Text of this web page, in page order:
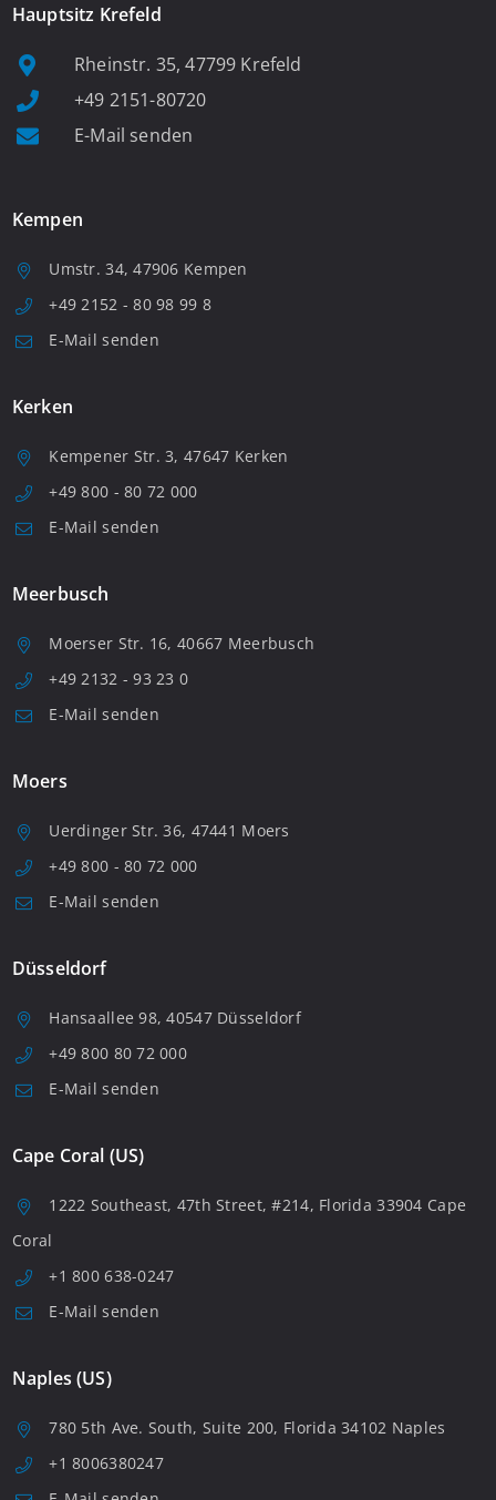
Hauptsitz Krefeld
Rheinstr. 35, 47799 Krefeld
+49 2151-80720
E-Mail senden
Kempen
Umstr. 34, 47906 Kempen
+49 2152 - 80 98 99 8
E-Mail senden
Kerken
Kempener Str. 3, 47647 Kerken
+49 800 - 80 72 000
E-Mail senden
Meerbusch
Moerser Str. 16, 40667 Meerbusch
+49 2132 - 93 23 0
E-Mail senden
Moers
Uerdinger Str. 36, 47441 Moers
+49 800 - 80 72 000
E-Mail senden
Düsseldorf
Hansaallee 98, 40547 Düsseldorf
+49 800 80 72 000
E-Mail senden
Cape Coral (US)
1222 Southeast, 47th Street, #214, Florida 33904 Cape
Coral
+1 800 638-0247
E-Mail senden
Naples (US)
780 5th Ave. South, Suite 200, Florida 34102 Naples
+1 8006380247